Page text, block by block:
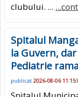
clubului. ...
Spitalul
la Guvern,
Pediatrie
publicat 2026-08-06